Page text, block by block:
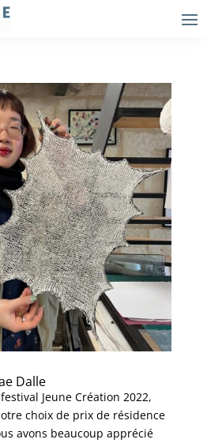
Dalle
Jeune Création 2022,
choix de prix de résidence
avons beaucoup apprécié